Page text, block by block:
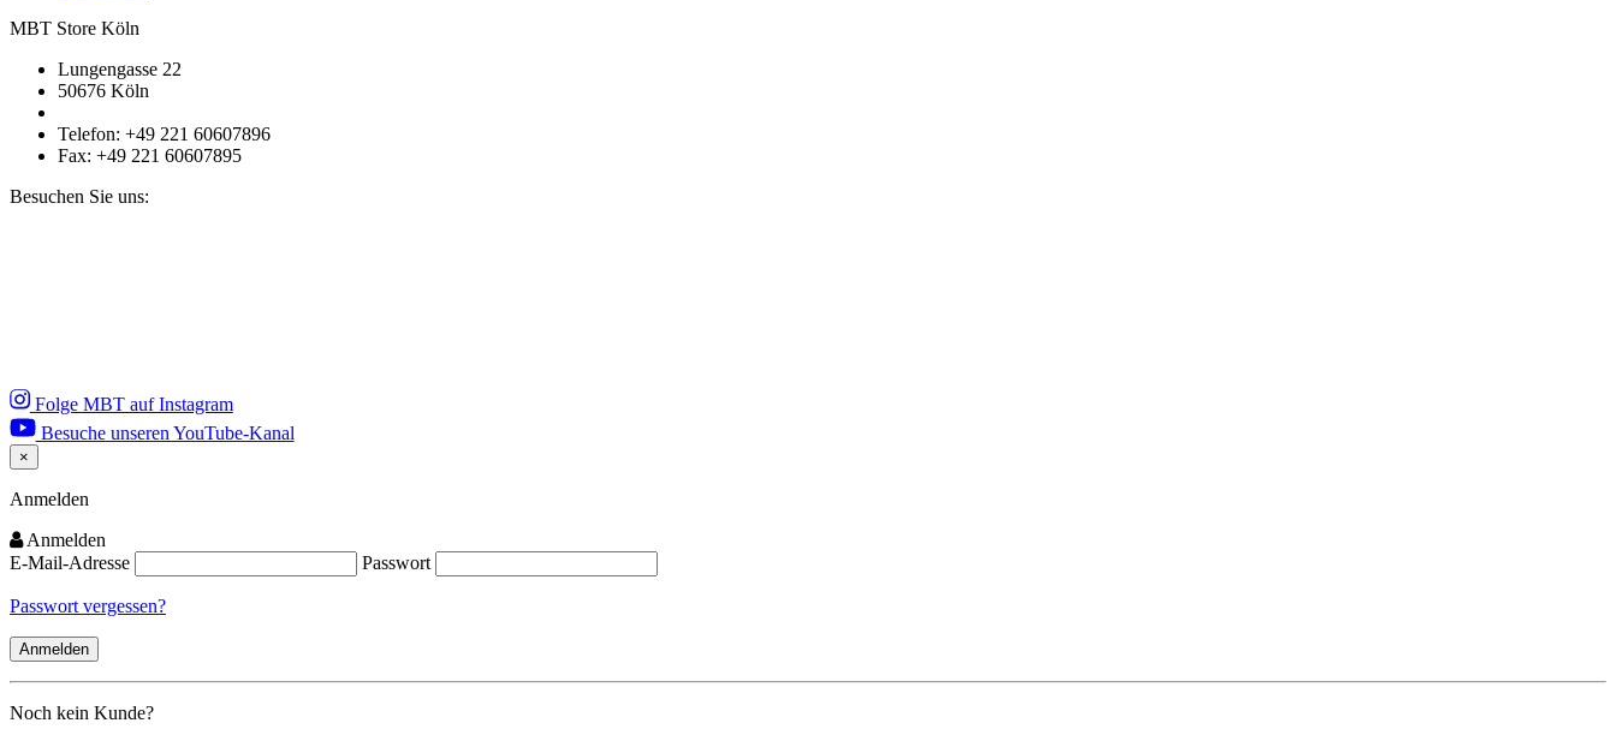
MBT Store Köln
Lungengasse 22
50676 Köln
Telefon: +49 221 60607896
Fax: +49 221 60607895
Besuchen Sie uns:
Folge MBT auf Instagram
Besuche unseren YouTube-Kanal
×
Close
Anmelden
Anmelden
E-Mail-Adresse
Passwort
Passwort vergessen?
Noch kein Kunde?